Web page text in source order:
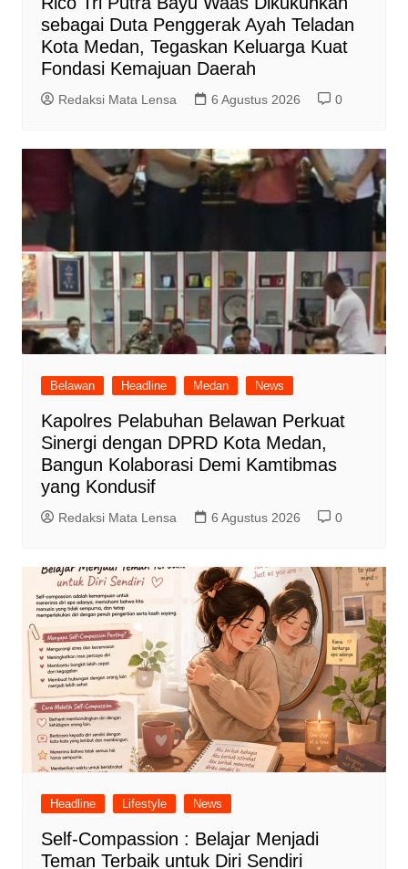
sebagai Duta Penggerak Ayah Teladan
Kota Medan, Tegaskan Keluarga Kuat
Fondasi Kemajuan Daerah
Redaksi Mata Lensa 6 Agustus 2026 0
Belawan Headline Medan News
Kapolres Pelabuhan Belawan Perkuat
Sinergi dengan DPRD Kota Medan,
Bangun Kolaborasi Demi Kamtibmas
yang Kondusif
Redaksi Mata Lensa 6 Agustus 2026 0
Headline Lifestyle News
Self-Compassion : Belajar Menjadi
Teman Terbaik untuk Diri Sendiri